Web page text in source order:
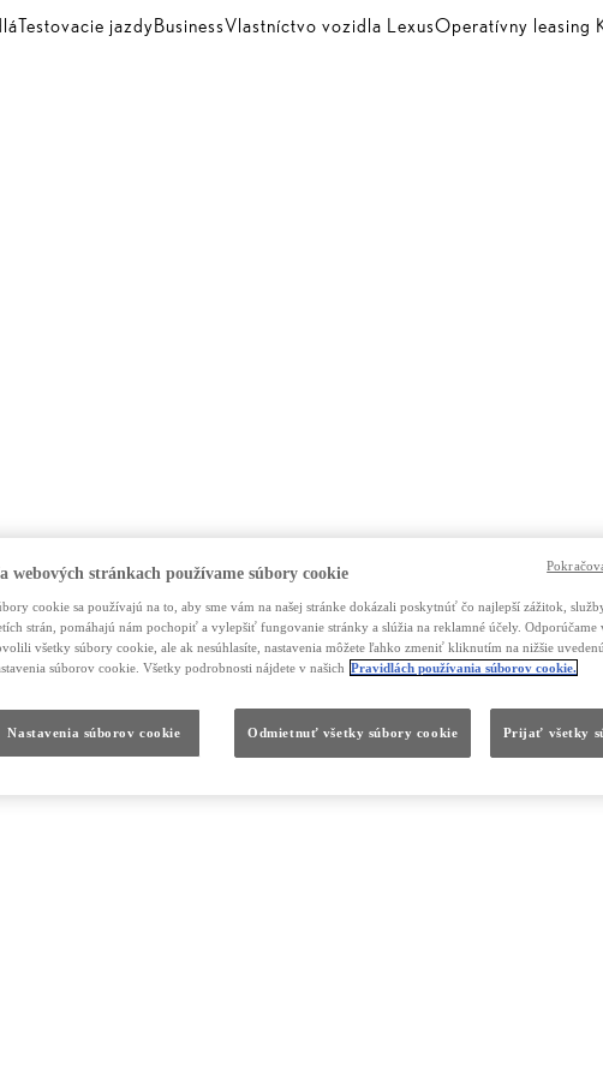
Testovacie jazdyBusinessVlastníctvo vozidla LexusOperatívny leasing
webových stránkach používame súbory cookie
cookie sa používajú na to, aby sme vám na našej stránke dokázali poskytnúť čo najlepší zážitok,
strán, pomáhajú nám pochopiť a vylepšiť fungovanie stránky a slúžia na reklamné účely. Odporúčame
všetky súbory cookie, ale ak nesúhlasíte, nastavenia môžete ľahko zmeniť kliknutím na nižšie
súborov cookie. Všetky podrobnosti nájdete v našich Pravidlách používania súborov cookie.
Odmietnuť všetky súbory cookie Prijať všetky
Nastavenia súborov cookie